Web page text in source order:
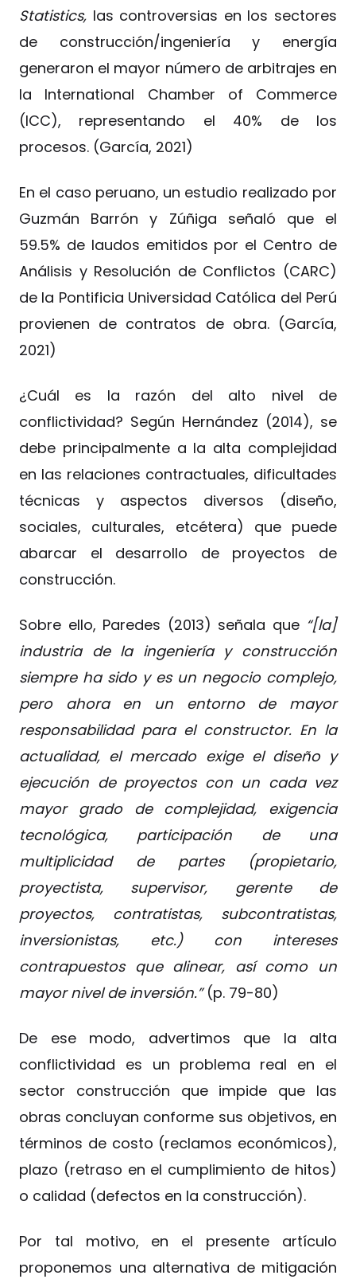
Statistics, las controversias en los sectores
de construcción/ingeniería y energía
generaron el mayor número de arbitrajes en
la International Chamber of Commerce
(ICC), representando el 40% de los
procesos. (García, 2021)
En el caso peruano, un estudio realizado por
Guzmán Barrón y Zúñiga señaló que el
59.5% de laudos emitidos por el Centro de
Análisis y Resolución de Conflictos (CARC)
de la Pontificia Universidad Católica del Perú
provienen de contratos de obra. (García,
2021)
¿Cuál es la razón del alto nivel de
conflictividad? Según Hernández (2014), se
debe principalmente a la alta complejidad
en las relaciones contractuales, dificultades
técnicas y aspectos diversos (diseño,
sociales, culturales, etcétera) que puede
abarcar el desarrollo de proyectos de
construcción.
Sobre ello, Paredes (2013) señala que “[la]
industria de la ingeniería y construcción
siempre ha sido y es un negocio complejo,
pero ahora en un entorno de mayor
responsabilidad para el constructor. En la
actualidad, el mercado exige el diseño y
ejecución de proyectos con un cada vez
mayor grado de complejidad, exigencia
tecnológica, participación de una
multiplicidad de partes (propietario,
proyectista, supervisor, gerente de
proyectos, contratistas, subcontratistas,
inversionistas, etc.) con intereses
contrapuestos que alinear, así como un
mayor nivel de inversión.”(p. 79-80)
De ese modo, advertimos que la alta
conflictividad es un problema real en el
sector construcción que impide que las
obras concluyan conforme sus objetivos, en
términos de costo (reclamos económicos),
plazo (retraso en el cumplimiento de hitos)
o calidad (defectos en la construcción).
Por tal motivo, en el presente artículo
proponemos una alternativa de mitigación